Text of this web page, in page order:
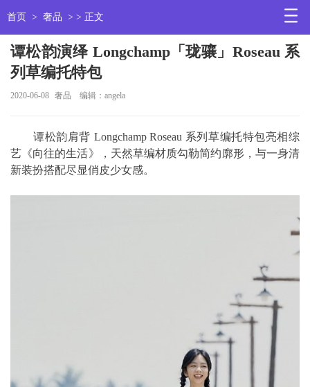
首页 > 奢品 > > 正文
谭松韵演绎 Longchamp「珑骧」Roseau 系
列草编托特包
2020-06-08 奢品 编辑：angela
谭松韵肩背 Longchamp Roseau 系列草编托特包亮相综
艺《向往的生活》，天然草编材质勾勒简约廓形，与一身清
新装扮搭配尽显俏皮少女感。